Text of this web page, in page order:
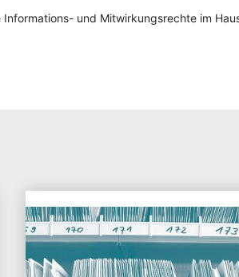
und Mitwirkungsrechte im